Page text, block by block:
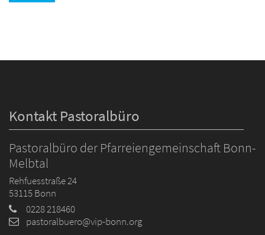
Kontakt Pastoralbüro
Pastoralbüro der Pfarreiengemeinschaft Bonn-
Melbtal
Rehfuesstraße 24
53115Bonn
0228 218460
pastoralbuero@vip-bonn.org